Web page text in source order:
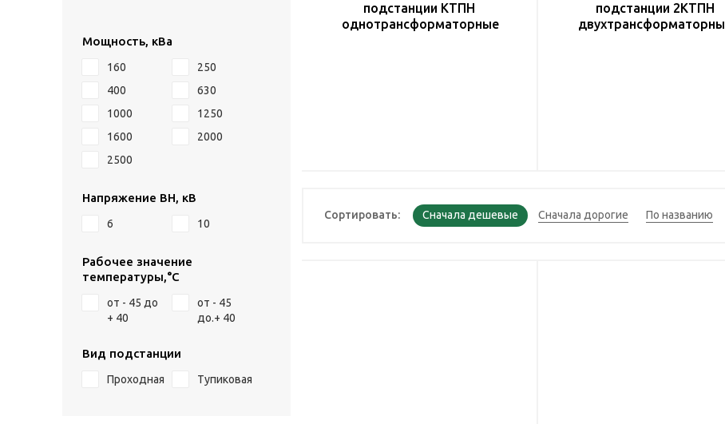
Мощность, кВа
160
250
400
630
1000
1250
1600
2000
2500
Напряжение ВН, кВ
6 10
Рабочее значение
температуры,°С
от - 45 до
+ 40
от - 45
до.+ 40
Вид подстанции
Проходная Тупиковая
подстанции КТПН
однотрансформаторные
подстанции 2КТПН
Сортировать: